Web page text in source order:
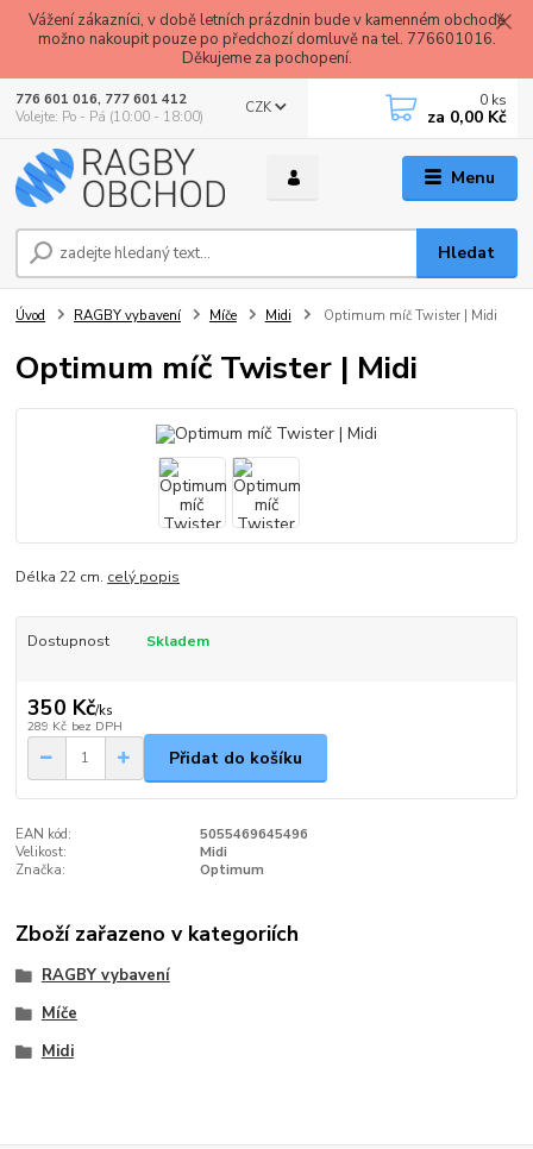
Vážení zákazníci, v době letních prázdnin bude v kamenném obchodě
možno nakoupit pouze po předchozí domluvě na tel. 776601016.
Děkujeme za pochopení.
Menu
CZK
Hledat
776 601 016, 777 601 412
Volejte: Po - Pá (10:00 - 18:00)
0 ks
za 0,00 Kč
Úvod RAGBY vybavení Míče Midi Optimum míč Twister | Midi
Optimum míč Twister | Midi
Délka 22 cm. celý popis
Dostupnost Skladem
350 Kč/ks
289 Kč bez DPH
Přidat do košíku
EAN kód:
5055469645496
Velikost:
Midi
Značka:
Optimum
Zboží zařazeno v kategoriích
RAGBY vybavení
Míče
Midi